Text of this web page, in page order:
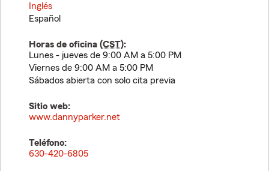
Inglés
Español
Horas de oficina (CST):
Lunes - jueves de 9:00 AM a 5:00 PM
Viernes de 9:00 AM a 5:00 PM
Sábados abierta con solo cita previa
Sitio web:
www.dannyparker.net
Teléfono:
630-420-6805